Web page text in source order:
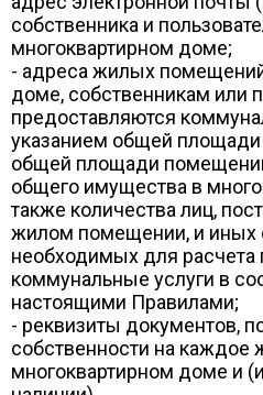
собственника и
многоквартирном доме;
- адреса жилых
доме, собственникам или
предоставляются
указанием общей
общей площади
общего имущества в
также количества лиц,
жилом помещении, и иных
необходимых для расчета
коммунальные услуги в
настоящими Правилами;
- реквизиты документов,
собственности на
многоквартирном доме и